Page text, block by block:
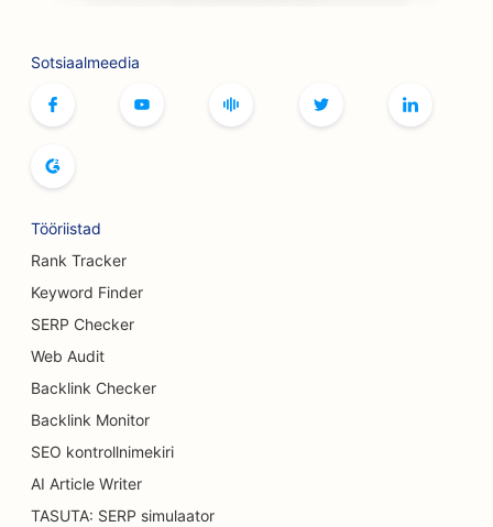
SEO lauamängude kohvikutele
SEO Botoxi ja täiteainete teenuste jaoks
SEO bowlinguradade jaoks
SEO rindade suurendamise teenuste jaoks
SEO buffet-restoranidele
SEO Koogipoodide jaoks
SEO autokauplustele
Sotsiaalmeedia
Tööriistad
Rank Tracker
Keyword Finder
SERP Checker
Web Audit
Backlink Checker
Backlink Monitor
SEO kontrollnimekiri
AI Article Writer
TASUTA: SERP simulaator